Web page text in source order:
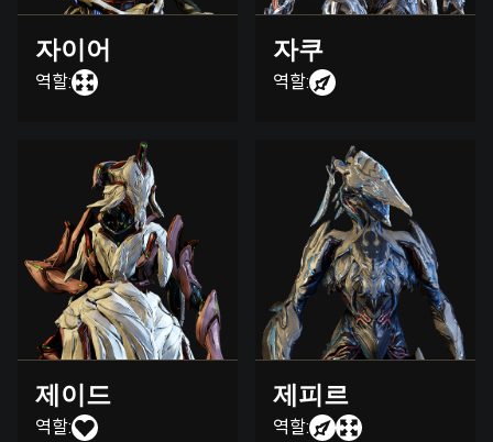
자이어
역할:
자쿠
역할:
제이드
역할:
제피르
역할: